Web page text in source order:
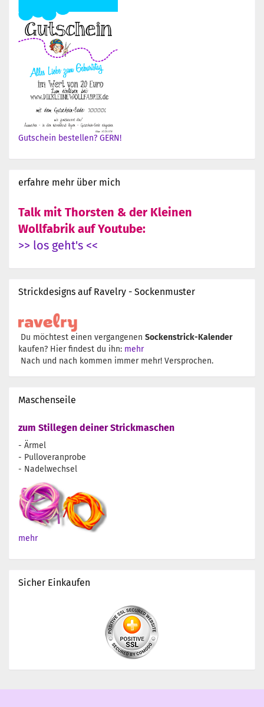
Gutschein bestellen? GERN!
erfahre mehr über mich
Talk mit Thorsten & der Kleinen
Wollfabrik auf Youtube:
>> los geht's <<
Strickdesigns auf Ravelry - Sockenmuster
Du möchtest einen vergangenen Sockenstrick-Kalender
kaufen? Hier findest du ihn: mehr
Nach und nach kommen immer mehr! Versprochen.
Maschenseile
zum Stillegen deiner Strickmaschen
- Ärmel
- Pulloveranprobe
- Nadelwechsel
mehr
Sicher Einkaufen